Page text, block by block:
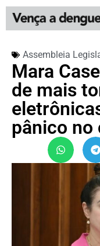
Assembleia
Mara
de mais
pânico no